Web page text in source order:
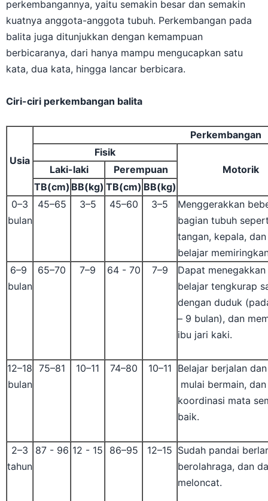
kuatnya anggota-anggota tubuh. Perkembangan pada
balita juga ditunjukkan dengan kemampuan
berbicaranya, dari hanya mampu mengucapkan satu
kata, dua kata, hingga lancar berbicara.
Ciri-ciri perkembangan balita
Usia
Perkembangan
Fisik
Motorik
Laki-laki
Perempuan
TB(cm)BB(kg)TB(cm)BB(kg)
0–3
bulan
45–65 3–5 45–60 3–5
Menggerakkan
bagian tubuh
tangan, kepala,
belajar
6–9
bulan
65–70 7–9 64 - 70 7–9
Dapat
belajar tengkurap
dengan duduk
– 9 bulan), dan
ibu jari kaki.
12–18
bulan
75–81 10–11 74–80 10–11 Belajar berjalan
mulai bermain, dan
koordinasi mata
baik.
2–3
tahun
87 - 96 12 - 15 86–95 12–15 Sudah pandai
berolahraga, dan
meloncat.